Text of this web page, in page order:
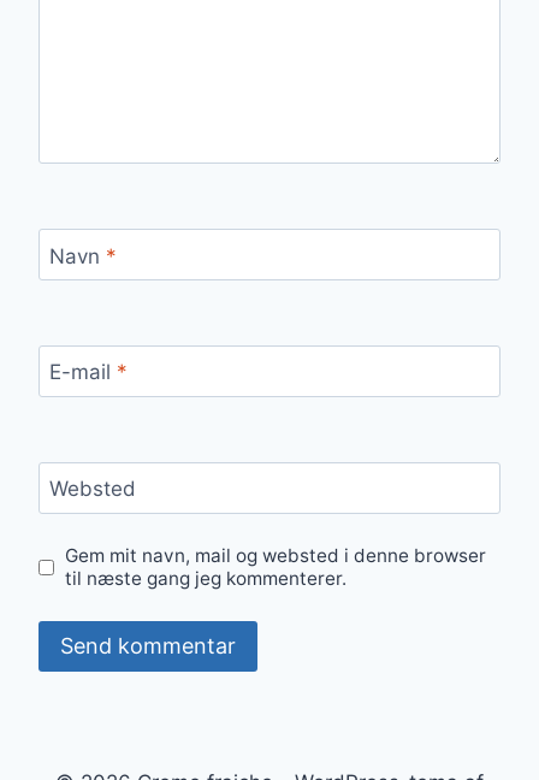
Navn *
E-mail *
Websted
Gem mit navn, mail og websted i denne browser
til næste gang jeg kommenterer.